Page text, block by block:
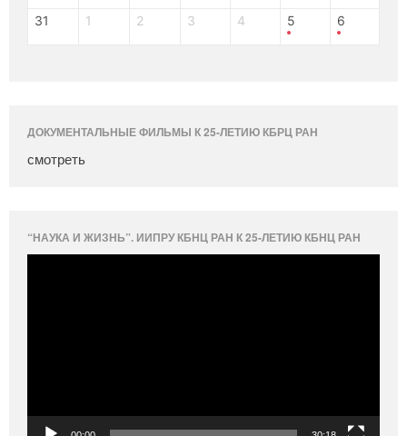
31 1 2 3 4 5 6
ДОКУМЕНТАЛЬНЫЕ ФИЛЬМЫ К 25-ЛЕТИЮ КБРЦ РАН
смотреть
“НАУКА И ЖИЗНЬ”. ИИПРУ КБНЦ РАН К 25-ЛЕТИЮ КБНЦ РАН